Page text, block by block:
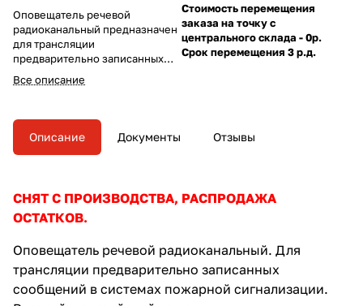
Оповещатель речевой
радиоканальный предназначен
для трансляции
предварительно записанных
сообщений в системах
пожарной сигнализации.
Все описание
Стоимость перемещения
заказа на точку с
центрального склада - 0р.
Срок перемещения 3 р.д.
Описание Документы Отзывы
СНЯТ С ПРОИЗВОДСТВА, РАСПРОДАЖА
ОСТАТКОВ.
Оповещатель речевой радиоканальный. Для
трансляции предварительно записанных
сообщений в системах пожарной сигнализации.